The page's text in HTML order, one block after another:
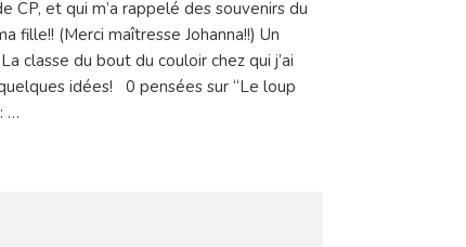
évaluation
CP, et qui m’a rappelé des souvenirs du
fille!! (Merci maîtresse Johanna!!) Un
classe du bout du couloir chez qui j’ai
idées! 0 pensées sur “Le loup
…